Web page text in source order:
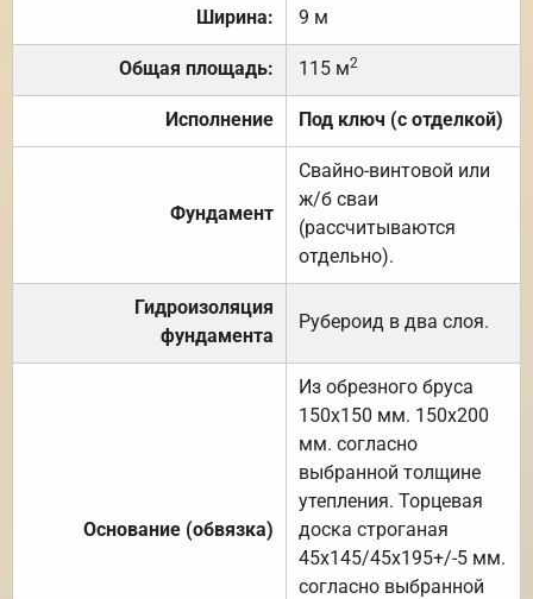
Ширина: 9 м
Общая площадь: 115 м2
Исполнение Под ключ (с отделкой)
Фундамент
Свайно-винтовой или
ж/б сваи
(рассчитываются
отдельно).
Гидроизоляция
фундамента
Рубероид в два слоя.
Основание (обвязка)
Из обрезного бруса
150х150 мм. 150х200
мм. согласно
выбранной толщине
утепления. Торцевая
доска строганая
45х145/45х195+/-5 мм.
согласно выбранной